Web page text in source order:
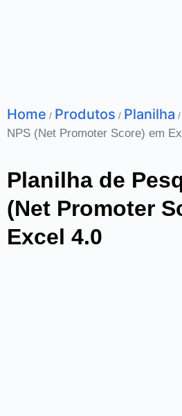
Home / Produtos / Planilha /
NPS (Net Promoter Score) em
Planilha de
(Net Promoter
Excel 4.0